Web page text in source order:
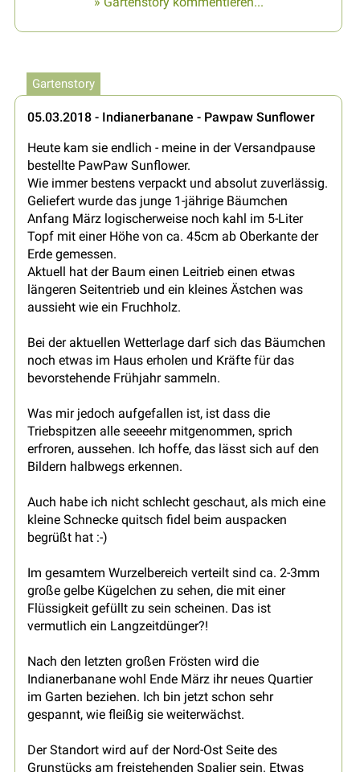
Gartenstory
05.03.2018 - Indianerbanane - Pawpaw Sunflower
Heute kam sie endlich - meine in der Versandpause
bestellte PawPaw Sunflower.
Wie immer bestens verpackt und absolut zuverlässig.
Geliefert wurde das junge 1-jährige Bäumchen
Anfang März logischerweise noch kahl im 5-Liter
Topf mit einer Höhe von ca. 45cm ab Oberkante der
Erde gemessen.
Aktuell hat der Baum einen Leitrieb einen etwas
längeren Seitentrieb und ein kleines Ästchen was
aussieht wie ein Fruchholz.
Bei der aktuellen Wetterlage darf sich das Bäumchen
noch etwas im Haus erholen und Kräfte für das
bevorstehende Frühjahr sammeln.
Was mir jedoch aufgefallen ist, ist dass die
Triebspitzen alle seeeehr mitgenommen, sprich
erfroren, aussehen. Ich hoffe, das lässt sich auf den
Bildern halbwegs erkennen.
Auch habe ich nicht schlecht geschaut, als mich eine
kleine Schnecke quitsch fidel beim auspacken
begrüßt hat :-)
Im gesamtem Wurzelbereich verteilt sind ca. 2-3mm
große gelbe Kügelchen zu sehen, die mit einer
Flüssigkeit gefüllt zu sein scheinen. Das ist
vermutlich ein Langzeitdünger?!
Nach den letzten großen Frösten wird die
Indianerbanane wohl Ende März ihr neues Quartier
im Garten beziehen. Ich bin jetzt schon sehr
gespannt, wie fleißig sie weiterwächst.
Der Standort wird auf der Nord-Ost Seite des
Grunstücks am freistehenden Spalier sein. Etwas